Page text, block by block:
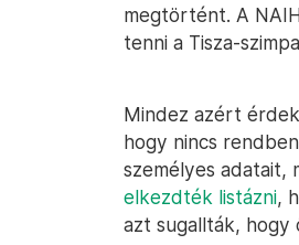
megtörtént. A
tenni a Tisza-
Mindez azért
hogy nincs
személyes adatait,
elkezdték listázni,
azt sugallták, hogy